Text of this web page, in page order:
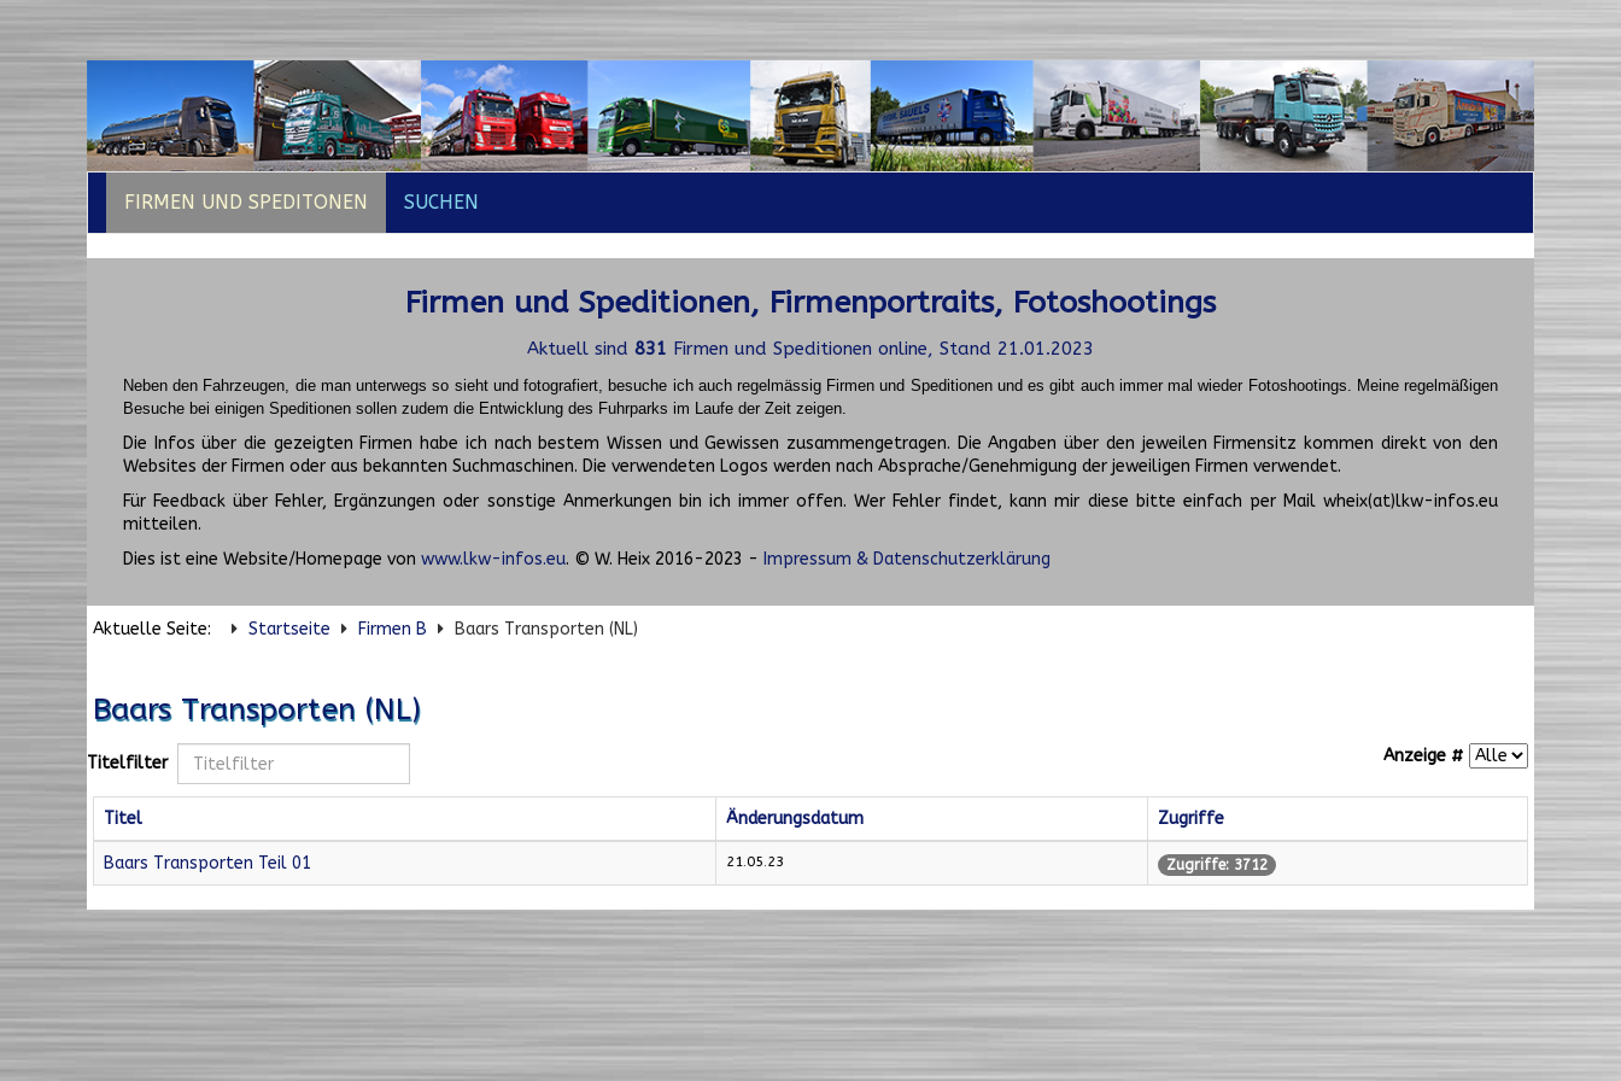
FIRMEN UND SPEDITONEN SUCHEN
Firmen und Speditionen, Firmenportraits, Fotoshootings
Aktuell sind 831 Firmen und Speditionen online, Stand 21.01.2023
Neben den Fahrzeugen, die man unterwegs so sieht und fotografiert, besuche ich auch regelmässig Firmen und Speditionen und es gibt auch immer mal wieder Fotoshootings. Meine regelmäßigen
Besuche bei einigen Speditionen sollen zudem die Entwicklung des Fuhrparks im Laufe der Zeit zeigen.
Die Infos über die gezeigten Firmen habe ich nach bestem Wissen und Gewissen zusammengetragen. Die Angaben über den jeweilen Firmensitz kommen direkt von den
Websites der Firmen oder aus bekannten Suchmaschinen. Die verwendeten Logos werden nach Absprache/Genehmigung der jeweiligen Firmen verwendet.
Für Feedback über Fehler, Ergänzungen oder sonstige Anmerkungen bin ich immer offen. Wer Fehler findet, kann mir diese bitte einfach per Mail wheix(at)lkw-infos.eu
mitteilen.
Dies ist eine Website/Homepage von www.lkw-infos.eu. © W. Heix 2016-2023 - Impressum & Datenschutzerklärung
Aktuelle Seite: Startseite Firmen B Baars Transporten (NL)
Baars Transporten (NL)
Titelfilter Anzeige #
Titel Änderungsdatum Zugriffe
Baars Transporten Teil 01 21.05.23 Zugriffe: 3712